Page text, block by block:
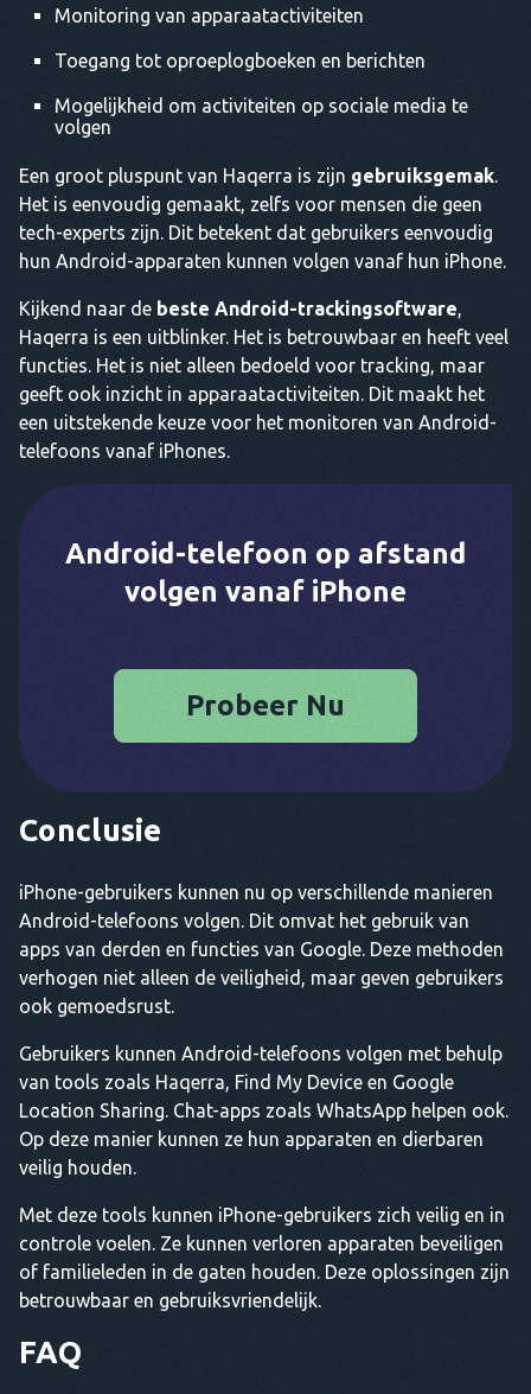
Monitoring van apparaatactiviteiten
Toegang tot oproeplogboeken en berichten
Mogelijkheid om activiteiten op sociale media te
volgen
Een groot pluspunt van Haqerra is zijn gebruiksgemak.
Het is eenvoudig gemaakt, zelfs voor mensen die geen
tech-experts zijn. Dit betekent dat gebruikers eenvoudig
hun Android-apparaten kunnen volgen vanaf hun iPhone.
Kijkend naar de beste Android-trackingsoftware,
Haqerra is een uitblinker. Het is betrouwbaar en heeft veel
functies. Het is niet alleen bedoeld voor tracking, maar
geeft ook inzicht in apparaatactiviteiten. Dit maakt het
een uitstekende keuze voor het monitoren van Android-
telefoons vanaf iPhones.
Android-telefoon op afstand
volgen vanaf iPhone
Probeer Nu
Conclusie
iPhone-gebruikers kunnen nu op verschillende manieren
Android-telefoons volgen. Dit omvat het gebruik van
apps van derden en functies van Google. Deze methoden
verhogen niet alleen de veiligheid, maar geven gebruikers
ook gemoedsrust.
Gebruikers kunnen Android-telefoons volgen met behulp
van tools zoals Haqerra, Find My Device en Google
Location Sharing. Chat-apps zoals WhatsApp helpen ook.
Op deze manier kunnen ze hun apparaten en dierbaren
veilig houden.
Met deze tools kunnen iPhone-gebruikers zich veilig en in
controle voelen. Ze kunnen verloren apparaten beveiligen
of familieleden in de gaten houden. Deze oplossingen zijn
betrouwbaar en gebruiksvriendelijk.
FAQ